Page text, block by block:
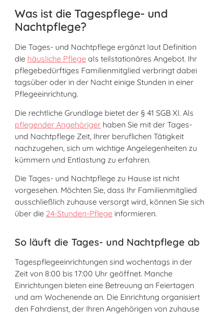
Was ist die Tagespflege- und
Nachtpflege?
Die Tages- und Nachtpflege ergänzt laut Definition
die häusliche Pflege als teilstationäres Angebot. Ihr
pflegebedürftiges Familienmitglied verbringt dabei
tagsüber oder in der Nacht einige Stunden in einer
Pflegeeinrichtung.
Die rechtliche Grundlage bietet der § 41 SGB XI. Als
pflegender Angehöriger haben Sie mit der Tages-
und Nachtpflege Zeit, Ihrer beruflichen Tätigkeit
nachzugehen, sich um wichtige Angelegenheiten zu
kümmern und Entlastung zu erfahren.
Die Tages- und Nachtpflege zu Hause ist nicht
vorgesehen. Möchten Sie, dass Ihr Familienmitglied
ausschließlich zuhause versorgt wird, können Sie sich
über die 24-Stunden-Pflege informieren.
So läuft die Tages- und Nachtpflege ab
Tagespflegeeinrichtungen sind wochentags in der
Zeit von 8:00 bis 17:00 Uhr geöffnet. Manche
Einrichtungen bieten eine Betreuung an Feiertagen
und am Wochenende an. Die Einrichtung organisiert
den Fahrdienst, der Ihren Angehörigen von zuhause